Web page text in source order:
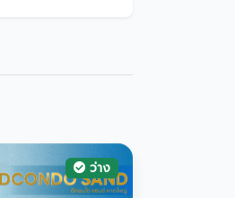
ว่าง